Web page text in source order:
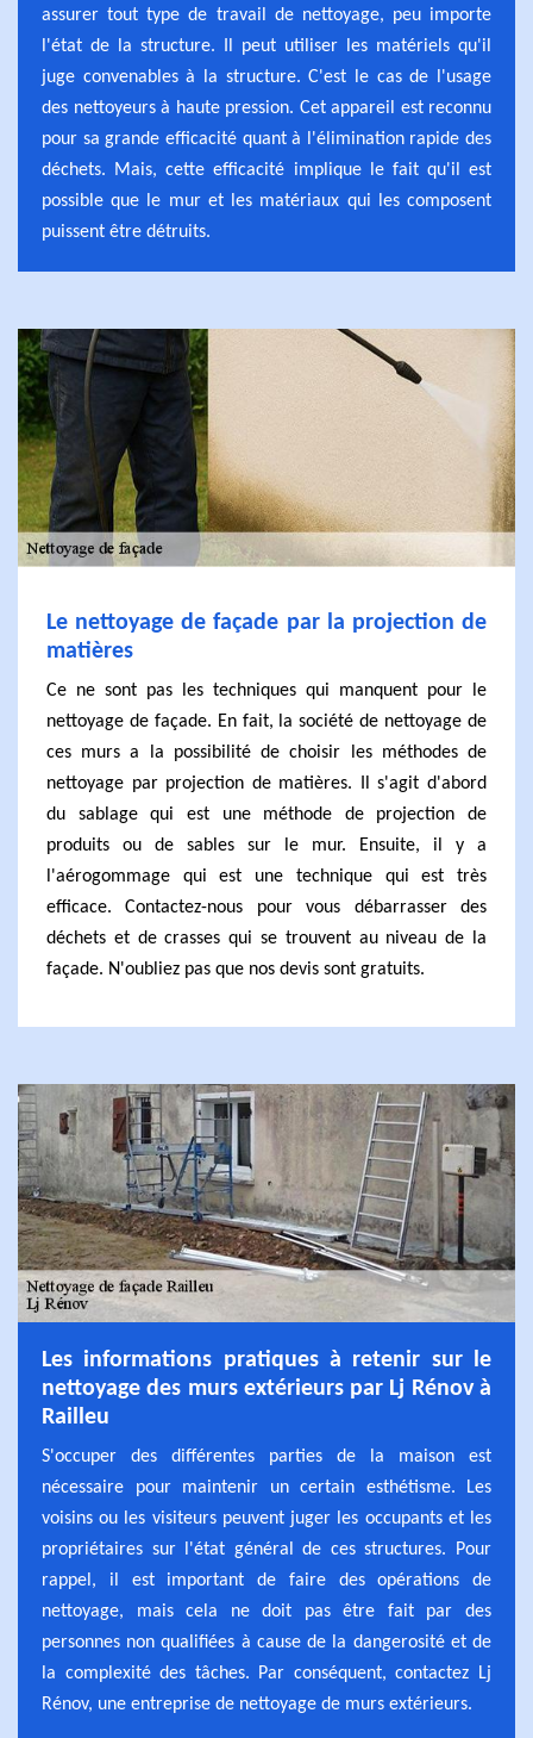
assurer tout type de travail de nettoyage, peu importe
l'état de la structure. Il peut utiliser les matériels qu'il
juge convenables à la structure. C'est le cas de l'usage
des nettoyeurs à haute pression. Cet appareil est reconnu
pour sa grande efficacité quant à l'élimination rapide des
déchets. Mais, cette efficacité implique le fait qu'il est
possible que le mur et les matériaux qui les composent
puissent être détruits.
Le nettoyage de façade par la projection de
matières
Ce ne sont pas les techniques qui manquent pour le
nettoyage de façade. En fait, la société de nettoyage de
ces murs a la possibilité de choisir les méthodes de
nettoyage par projection de matières. Il s'agit d'abord
du sablage qui est une méthode de projection de
produits ou de sables sur le mur. Ensuite, il y a
l'aérogommage qui est une technique qui est très
efficace. Contactez-nous pour vous débarrasser des
déchets et de crasses qui se trouvent au niveau de la
façade. N'oubliez pas que nos devis sont gratuits.
Les informations pratiques à retenir sur le
nettoyage des murs extérieurs par Lj Rénov à
Railleu
S'occuper des différentes parties de la maison est
nécessaire pour maintenir un certain esthétisme. Les
voisins ou les visiteurs peuvent juger les occupants et les
propriétaires sur l'état général de ces structures. Pour
rappel, il est important de faire des opérations de
nettoyage, mais cela ne doit pas être fait par des
personnes non qualifiées à cause de la dangerosité et de
la complexité des tâches. Par conséquent, contactez Lj
Rénov, une entreprise de nettoyage de murs extérieurs.